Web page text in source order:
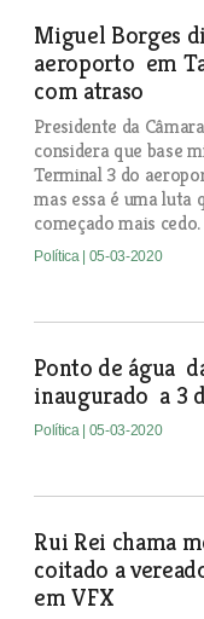
Miguel Borges
aeroporto em
com atraso
Presidente da
considera que base
Terminal 3 do
mas essa é uma luta
começado mais cedo.
Política | 05-03-2020
Ponto de água
inaugurado a 3
Política | 05-03-2020
Rui Rei chama
coitado a
em VFX